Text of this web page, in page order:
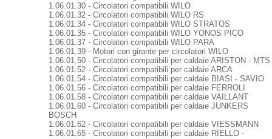
1.06.01.30 - Circolatori compatibili WILO
1.06.01.32 - Circolatori compatibili WILO RS
1.06.01.34 - Circolatori compatibili WILO STRATOS
1.06.01.35 - Circolatori compatibili WILO YONOS PICO
1.06.01.37 - Circolatori compatibili WILO PARA
1.06.01.39 - Motori con girante per circolatori WILO
1.06.01.50 - Circolatori compatibili per caldaie ARISTON - MTS
1.06.01.52 - Circolatori compatibili per caldaie ARCA
1.06.01.54 - Circolatori compatibili per caldaie BIASI - SAVIO
1.06.01.56 - Circolatori compatibili per caldaie FERROLI
1.06.01.58 - Circolatori compatibili per caldaie VAILLANT
1.06.01.60 - Circolatori compatibili per caldaie JUNKERS
BOSCH
1.06.01.62 - Circolatori compatibili per caldaie VIESSMANN
1.06.01.65 - Circolatori compatibili per caldaie RIELLO -